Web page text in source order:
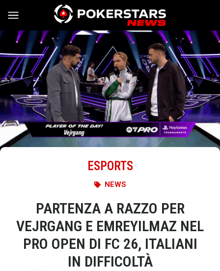
Vai al contenuto
ESPORTS
NEWS
PARTENZA A RAZZO PER
VEJRGANG E EMREYILMAZ NEL
PRO OPEN DI FC 26, ITALIANI
IN DIFFICOLTÀ